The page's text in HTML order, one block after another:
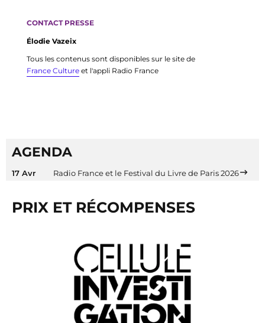
CONTACT PRESSE
Élodie Vazeix
Tous les contenus sont disponibles sur le site de
France Culture et l'appli Radio France
AGENDA
17 Avr Radio France et le Festival du Livre de Paris 2026
PRIX ET RÉCOMPENSES